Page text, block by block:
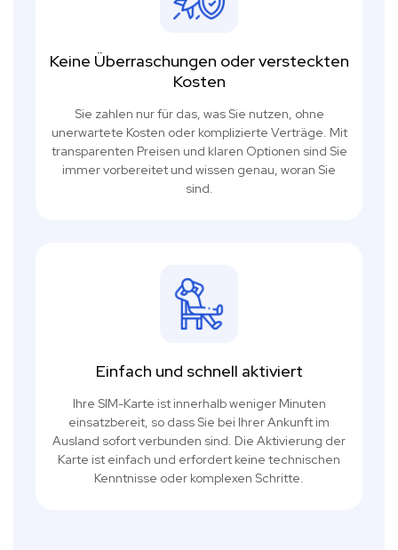
Keine Überraschungen oder versteckten
Kosten
Sie zahlen nur für das, was Sie nutzen, ohne
unerwartete Kosten oder komplizierte Verträge. Mit
transparenten Preisen und klaren Optionen sind Sie
immer vorbereitet und wissen genau, woran Sie
sind.
Einfach und schnell aktiviert
Ihre SIM-Karte ist innerhalb weniger Minuten
einsatzbereit, so dass Sie bei Ihrer Ankunft im
Ausland sofort verbunden sind. Die Aktivierung der
Karte ist einfach und erfordert keine technischen
Kenntnisse oder komplexen Schritte.